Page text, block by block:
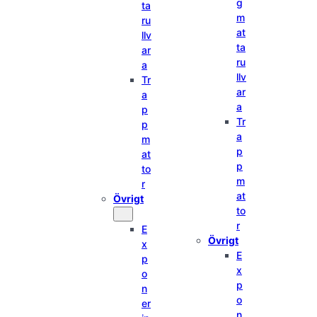
ta
ru
llv
ar
a
Tr
a
p
p
m
at
to
r
Övrigt
E
x
p
o
n
er
g
m
at
ta
ru
llv
ar
a
Tr
a
p
p
m
at
to
r
Övrigt
E
x
p
o
n